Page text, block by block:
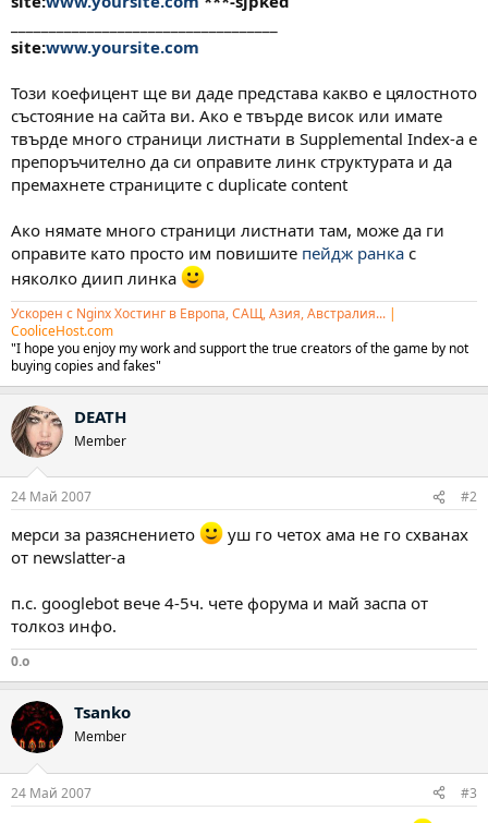
site:www.yoursite.com
Този коефицент ще ви даде представа какво е цялостното
състояние на сайта ви. Ако е твърде висок или имате
твърде много страници листнати в Supplemental Index-а е
препоръчително да си оправите линк структурата и да
премахнете страниците с duplicate content
Ако нямате много страници листнати там, може да ги
оправите като просто им повишите пейдж ранка с
няколко диип линка
Ускорен с Nginx Хостинг в Европа, САЩ, Азия, Австралия... |
CooliceHost.com
"I hope you enjoy my work and support the true creators of the game by not
buying copies and fakes"
DEATH
Member
24 Май 2007 #2
мерси за разяснението
уш го четох ама не го схванах
от newslatter-a
п.с. googlebot вече 4-5ч. чете форума и май заспа от
толкоз инфо.
0.o
Tsanko
Member
24 Май 2007 #3